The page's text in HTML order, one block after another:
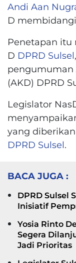
Andi Aan
D
Penetapan itu
D DPRD Sulsel
pengumuman
(AKD) DPRD
Legislator
yang
DPRD Sulsel.
BACA JUGA :
DPRD Sulsel
Inisiatif
Yosia Rinto
Segera
Jadi Prioritas